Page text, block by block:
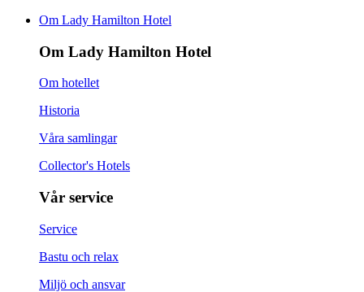
Om Lady Hamilton Hotel
Om Lady Hamilton Hotel
Om hotellet
Historia
Våra samlingar
Collector's Hotels
Vår service
Service
Bastu och relax
Miljö och ansvar